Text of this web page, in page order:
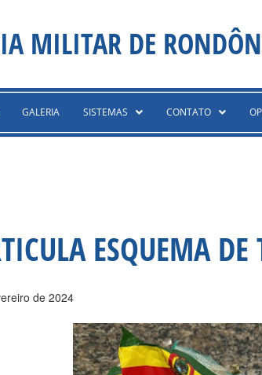
MILITAR DE
GALERIA SISTEMAS CONTATO
ESQUEMA
de 2024